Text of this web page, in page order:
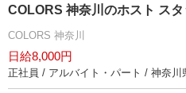
COLORS 神奈川のホスト ス
COLORS 神奈川
日給8,000円
正社員 / アルバイト・パート / 神奈川